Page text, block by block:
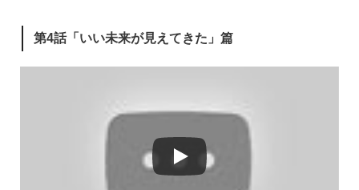
第4話「いい未来が見えてきた」篇